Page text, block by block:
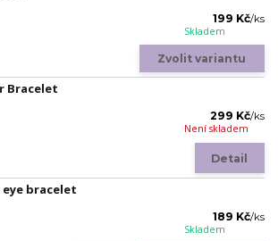
199 Kč/ks
Skladem
Zvolit variantu
Bracelet
299 Kč/ks
Není skladem
Detail
bracelet
189 Kč/ks
Skladem